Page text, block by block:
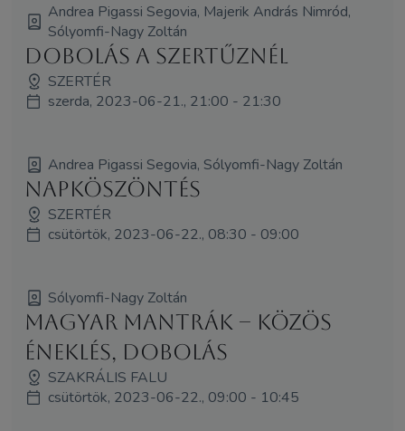
Andrea Pigassi Segovia, Majerik András Nimród,
Sólyomfi-Nagy Zoltán
Dobolás a Szertűznél
SZERTÉR
szerda, 2023-06-21., 21:00 - 21:30
Andrea Pigassi Segovia, Sólyomfi-Nagy Zoltán
Napköszöntés
SZERTÉR
csütörtök, 2023-06-22., 08:30 - 09:00
Sólyomfi-Nagy Zoltán
Magyar Mantrák – közös
éneklés, dobolás
SZAKRÁLIS FALU
csütörtök, 2023-06-22., 09:00 - 10:45